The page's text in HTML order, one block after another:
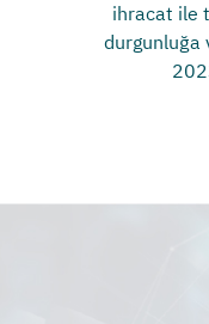
ihracat ile
durgunluğa